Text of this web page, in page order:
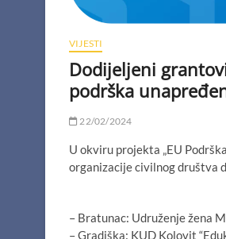
VIJESTI
Dodijeljeni
podrška
22/02/2024
U okviru projekta „EU
organizacije civilnog društva
– Bratunac: Udruženje žena
– Gradiška: KUD Kolovit